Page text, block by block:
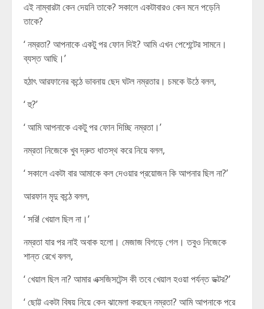
এই নাম্বারটা কেন দেয়নি তাকে? সকালে একটাবারও কেন মনে পড়েনি
তাকে?
‘ নম্রতা? আপনাকে একটু পর ফোন দিই? আমি এখন পেশেন্টের সামনে।
ব্যস্ত আছি।’
হঠাৎ আরফানের কন্ঠে ভাবনায় ছেদ ঘটল নম্রতার। চমকে উঠে বলল,
‘ হু?’
‘ আমি আপনাকে একটু পর ফোন দিচ্ছি নম্রতা।’
নম্রতা নিজেকে খুব দ্রুত ধাতস্থ করে নিয়ে বলল,
‘ সকালে একটা বার আমাকে কল দেওয়ার প্রয়োজন কি আপনার ছিল না?’
আরফান মৃদু কন্ঠে বলল,
‘ সরি! খেয়াল ছিল না।’
নম্রতা যার পর নাই অবাক হলো। মেজাজ বিগড়ে গেল। তবুও নিজেকে
শান্ত রেখে বলল,
‘ খেয়াল ছিল না? আমার এক্সজিসটেন্স কী তবে খেয়াল হওয়া পর্যন্ত ডক্টর?’
‘ ছোট্ট একটা বিষয় নিয়ে কেন ঝামেলা করছেন নম্রতা? আমি আপনাকে পরে